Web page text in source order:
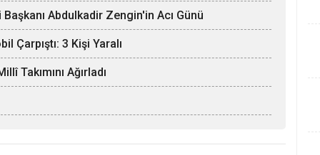
Abdulkadir Zengin'in Acı Günü
Çarpıştı: 3 Kişi Yaralı
Takımını Ağırladı